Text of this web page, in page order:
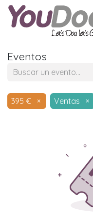
Eventos
395 € × Ventas ×